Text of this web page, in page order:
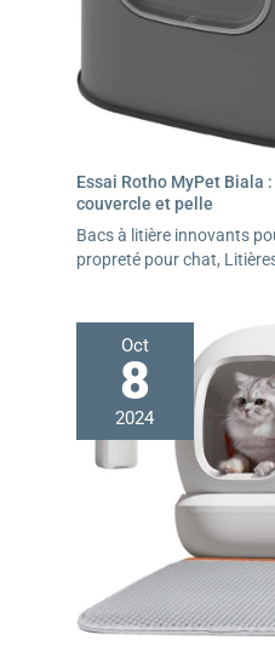
Essai Rotho MyPet Biala
couvercle et pelle
Bacs à litière innovants
propreté pour chat,
Oct
8
2024